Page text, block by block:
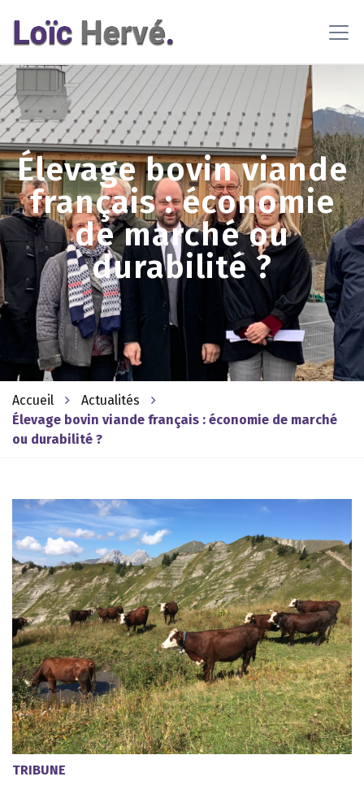
Élevage bovin viande
français : économie
de marché ou
durabilité ?
Accueil
Actualités
Élevage bovin viande français : économie de marché
ou durabilité ?
TRIBUNE
l'utilisation de cookies pour vous proposer des contenus et
services adaptés